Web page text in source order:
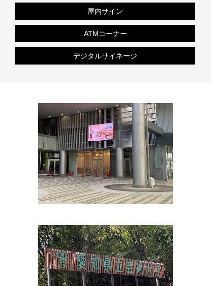
屋内サイン
ATMコーナー
デジタルサイネージ